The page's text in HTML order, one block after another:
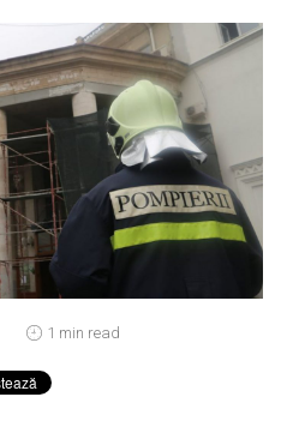
1 min read